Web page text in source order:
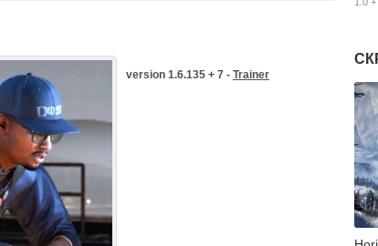
version 1.6.135 + 7 - Trainer